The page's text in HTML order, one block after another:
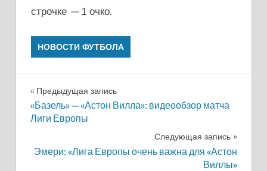
строчке — 1 очко.
НОВОСТИ ФУТБОЛА
Навигация
по
Предыдущая запись
«Базель» — «Астон Вилла»: видеообзор матча
Лиги Европы
Следующая запись
Эмери: «Лига Европы очень важна для «Астон
Виллы»